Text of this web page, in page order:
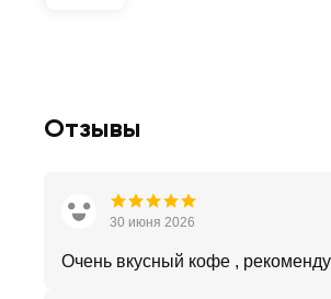
Отзывы
30 июня 2026
Очень вкусный кофе ,